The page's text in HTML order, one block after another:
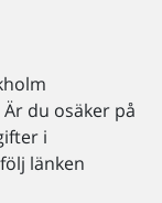
du osäker på
i
länken